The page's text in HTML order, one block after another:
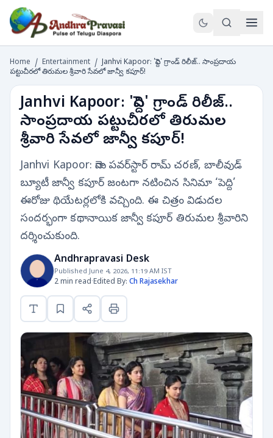
Home / Entertainment / Janhvi Kapoor: 'పెద్ది' గ్రాండ్ రిలీజ్.. సాంప్రదాయ
పట్టుచీరలో తిరుమల శ్రీవారి సేవలో జాన్వీ కపూర్!
Janhvi Kapoor: 'పెద్ది' గ్రాండ్ రిలీజ్..
సాంప్రదాయ పట్టుచీరలో తిరుమల
శ్రీవారి సేవలో జాన్వీ కపూర్!
Janhvi Kapoor: మెగా పవర్‌స్టార్ రామ్ చరణ్, బాలీవుడ్‌
బ్యూటీ జాన్వీ కపూర్‌ జంటగా నటించిన సినిమా ‘పెద్ది’
ఈరోజు థియేటర్లలోకి వచ్చింది. ఈ చిత్రం విడుదల
సందర్భంగా కథానాయిక జాన్వీ కపూర్ తిరుమల శ్రీవారిని
దర్శించుకుంది.
Andhrapravasi Desk
Published June 4, 2026, 11:19 AM IST
2 min read·Edited By: Ch Rajasekhar